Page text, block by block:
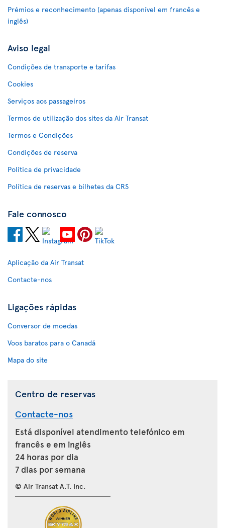
Prémios e reconhecimento (apenas disponível em francês e
inglês)
Aviso legal
Condições de transporte e tarifas
Cookies
Serviços aos passageiros
Termos de utilização dos sites da Air Transat
Termos e Condições
Condições de reserva
Política de privacidade
Política de reservas e bilhetes da CRS
Fale connosco
Aplicação da Air Transat
Contacte-nos
Ligações rápidas
Conversor de moedas
Voos baratos para o Canadá
Mapa do site
Centro de reservas
Contacte-nos
Está disponível atendimento telefónico em
francês e em inglês
24 horas por dia
7 dias por semana
© Air Transat A.T. Inc.